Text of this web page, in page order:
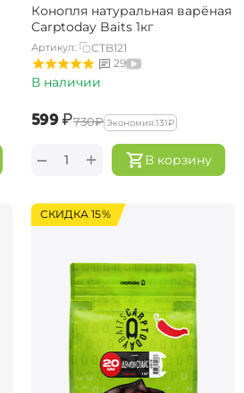
Конопля натуральная варёная
Carptoday Baits 1кг
Артикул:
CTB121
29
В наличии
‍599‍₽‍730‍₽ Экономия:‍131‍₽
В корзину
+
−
СКИДКА 15%